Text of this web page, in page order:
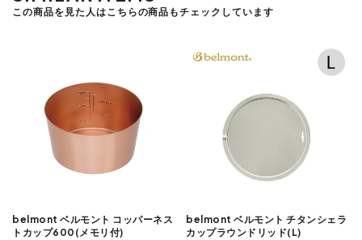
この商品を見た人はこちらの商品もチェックしています
belmont ベルモント コッパーネス
トカップ600(メモリ付)
belmont ベルモント チタンシェラ
カップラウンドリッド(L)